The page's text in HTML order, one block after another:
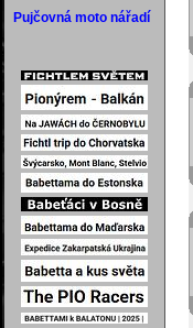
Pujčovná moto nářadí